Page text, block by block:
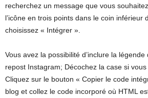
recherchez un message que vous
l’icône en trois points dans le coin inférieur
choisissez « Intégrer ».
Vous avez la possibilité d’inclure la légende
repost Instagram; Décochez la case si
Cliquez sur le bouton « Copier le code
blog et collez le code incorporé où HTML